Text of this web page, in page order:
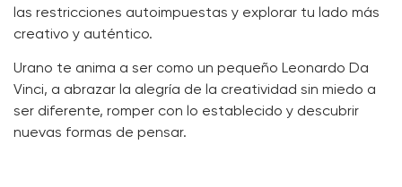
las restricciones autoimpuestas y explorar tu lado más
creativo y auténtico.
Urano te anima a ser como un pequeño Leonardo Da
Vinci, a abrazar la alegría de la creatividad sin miedo a
ser diferente, romper con lo establecido y descubrir
nuevas formas de pensar.